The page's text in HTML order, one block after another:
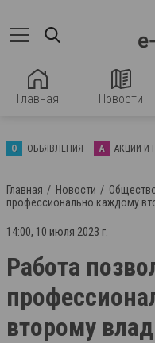
Главная Новости
О ОБЪЯВЛЕНИЯ А АКЦИИ И
Главная Новости
профессионально каждому
14:00, 10 июля 2023 г.
Работа
второму